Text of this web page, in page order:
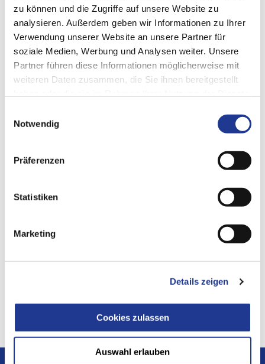
zu können und die Zugriffe auf unsere Website zu
analysieren. Außerdem geben wir Informationen zu Ihrer
Verwendung unserer Website an unsere Partner für
soziale Medien, Werbung und Analysen weiter. Unsere
Partner führen diese Informationen möglicherweise mit
weiteren Daten zusammen, die Sie ihnen bereitgestellt
Notwendig
Präferenzen
Statistiken
Marketing
Details zeigen
Cookies zulassen
Auswahl erlauben
Current job openings